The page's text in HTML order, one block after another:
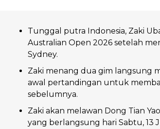
Tunggal putra Indonesia, Zaki
Australian Open 2026 setelah
Sydney.
Zaki menang dua gim langsung
awal pertandingan untuk
sebelumnya.
Zaki akan melawan Dong Tian
yang berlangsung hari Sabtu, 13